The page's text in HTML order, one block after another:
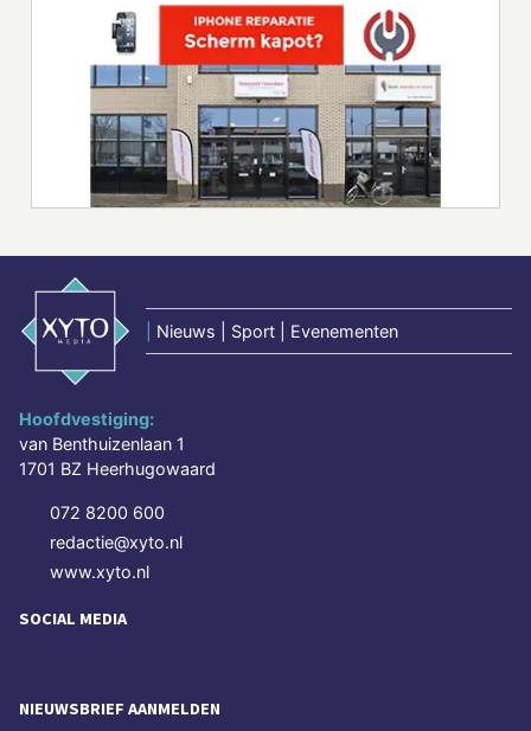
Nieuws | Sport | Evenementen
Hoofdvestiging:
van Benthuizenlaan 1
1701 BZ Heerhugowaard
072 8200 600
redactie@xyto.nl
www.xyto.nl
SOCIAL MEDIA
NIEUWSBRIEF AANMELDEN